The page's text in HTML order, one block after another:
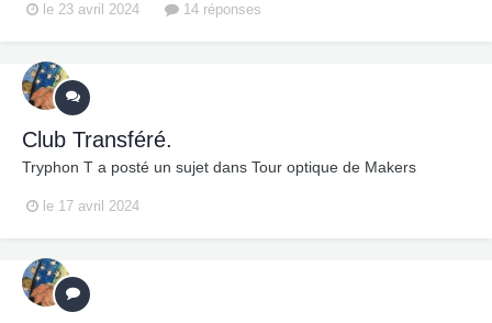
le 23 avril 2024 14 réponses
Club Transféré.
Tryphon T a posté un sujet dans Tour optique de Makers
le 17 avril 2024